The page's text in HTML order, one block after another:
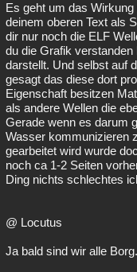
Es geht um das
deinem oberen Text als
dir nur noch die ELF
du die Grafik
darstellt. Und selbst auf
gesagt das diese dort
Eigenschaft besitzen
als andere Wellen die
Gerade wenn es darum
Wasser kommunizieren
gearbeitet wird wurde
noch ca 1-2 Seiten
Ding nichts schlechtes
@ Locutus
Ja bald sind wir alle Borg.